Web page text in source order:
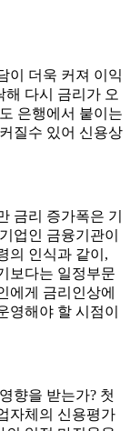
이 더욱 커져 이익
다시 금리가 오
은행에서 붙이는
질수 있어 신용상
금리 증가폭은 기
업인 금융기관이
의 인식과 같이,
보다는 일정부문
에게 금리인상에
영해야 할 시점이
향을 받는가? 첫
자체의 신용평가